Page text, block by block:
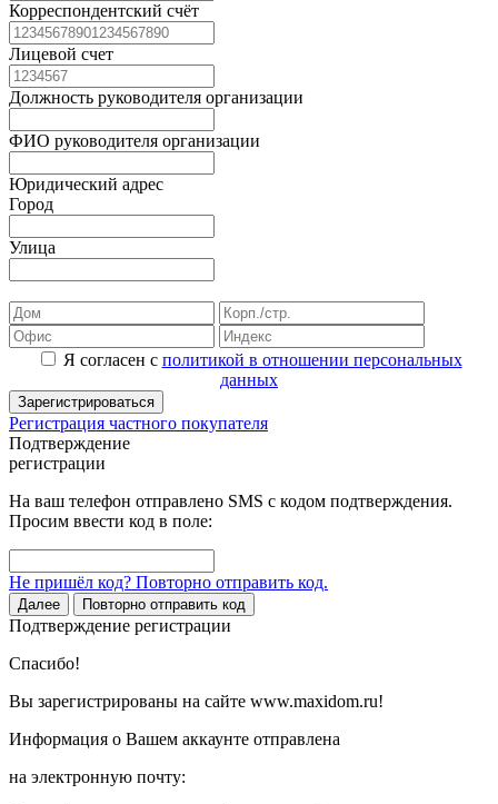
Корреспондентский счёт
Лицевой счет
Должность руководителя организации
ФИО руководителя организации
Юридический адрес
Город
Улица
Я согласен с политикой в отношении персональных
данных
Зарегистрироваться
Регистрация частного покупателя
Подтверждение
регистрации
На ваш телефон отправлено SMS с кодом подтверждения.
Просим ввести код в поле:
Не пришёл код? Повторно отправить код.
Далее Повторно отправить код
Подтверждение регистрации
Спасибо!
Вы зарегистрированы на сайте www.maxidom.ru!
Информация о Вашем аккаунте отправлена
на электронную почту: